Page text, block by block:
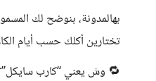
بهالمدونة، بنوضح لك
تختارين أكلك حسب أيام
🔁 وش يعني “كارب